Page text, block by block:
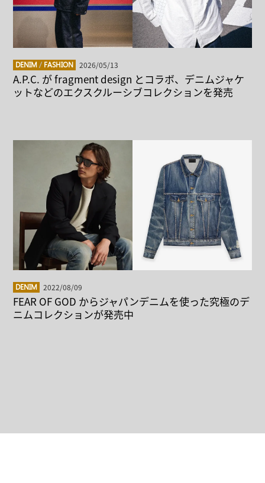
DENIM / FASHION 2026/05/13
A.P.C. が fragment design とコラボ、デニムジャケ
ットなどのエクスクルーシブコレクションを発売
DENIM 2022/08/09
FEAR OF GOD からジャパンデニムを使った究極のデ
ニムコレクションが発売中